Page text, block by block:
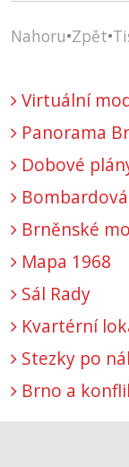
Nahoru•Zpět•
Virtuální
Panorama
Dobové
Brněnské
Mapa 1968
Sál Rady
Kvartérní
Stezky po
Brno a